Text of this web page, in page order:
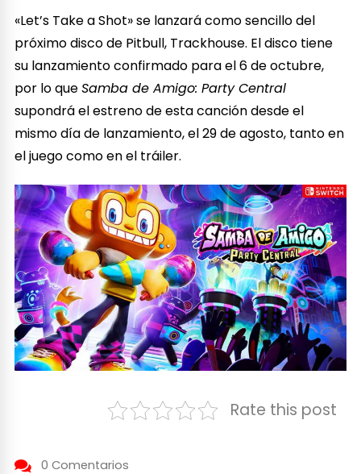
«Let’s Take a Shot» se lanzará como sencillo del
próximo disco de Pitbull, Trackhouse. El disco tiene
su lanzamiento confirmado para el 6 de octubre,
por lo queSamba de Amigo: Party Central
supondrá el estreno de esta canción desde el
mismo día de lanzamiento, el 29 de agosto, tanto en
el juego como en el tráiler.
Rate this post
0 Comentarios